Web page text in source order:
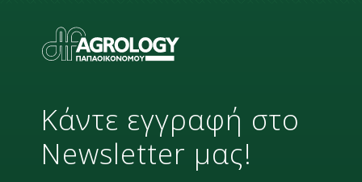
Κάντε εγγραφή στο
Newsletter μας!